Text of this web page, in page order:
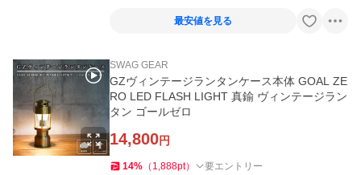
最安値を見る
SWAG GEAR
GZヴィンテージランタンケース本体 GOAL ZE
RO LED FLASH LIGHT 真鍮 ヴィンテージラン
タン ゴールゼロ
14,800円
14% （ 1,888pt） 要エントリー